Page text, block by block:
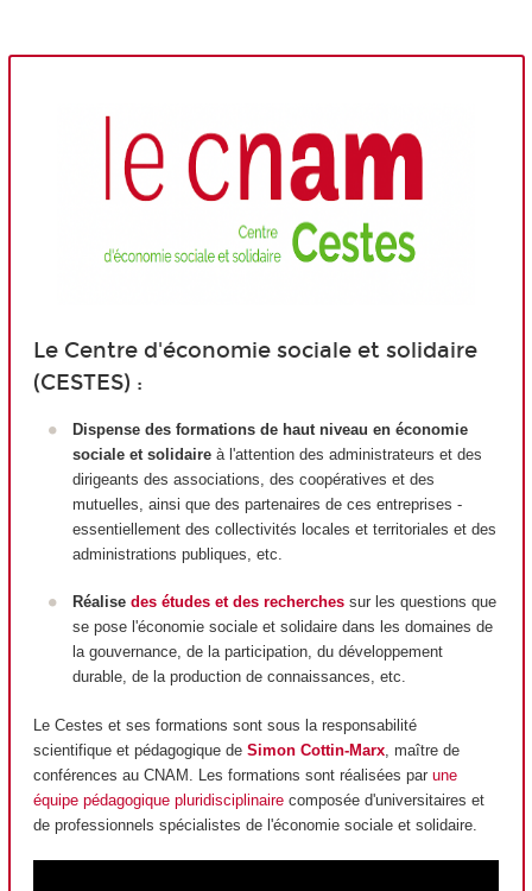
Le Centre d'économie sociale et solidaire
(CESTES) :
Dispense des formations de haut niveau en économie
sociale et solidaire à l'attention des administrateurs et des
dirigeants des associations, des coopératives et des
mutuelles, ainsi que des partenaires de ces entreprises -
essentiellement des collectivités locales et territoriales et des
administrations publiques, etc.
Réalise des études et des recherches sur les questions que
se pose l'économie sociale et solidaire dans les domaines de
la gouvernance, de la participation, du développement
durable, de la production de connaissances, etc.
Le Cestes et ses formations sont sous la responsabilité
scientifique et pédagogique de Simon Cottin-Marx , maître de
conférences au CNAM. Les formations sont réalisées par une
équipe pédagogique pluridisciplinaire composée d'universitaires et
de professionnels spécialistes de l'économie sociale et solidaire.